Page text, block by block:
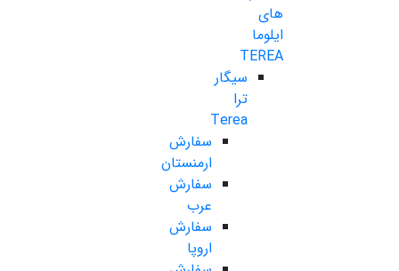
های
ایلوما
TEREA
سیگار
ترا
Terea
سفارش
ارمنستان
سفارش
عرب
سفارش
اروپا